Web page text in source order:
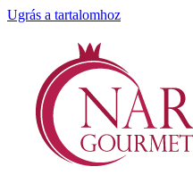
Ugrás a tartalomhoz